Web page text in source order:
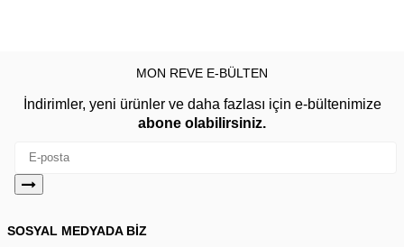
MON REVE E-BÜLTEN
İndirimler, yeni ürünler ve daha fazlası için e-bültenimize
abone olabilirsiniz.
SOSYAL MEDYADA BİZ